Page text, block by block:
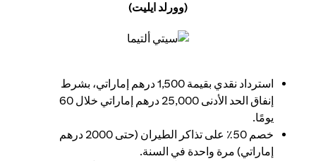
(وورلد ايليت)
استرداد نقدي بقيمة 1,500 درهم إماراتي، بشرط
إنفاق الحد الأدنى 25,000 درهم إماراتي خلال 60
يومًا.
خصم 50٪ على تذاكر الطيران (حتى 2000 درهم
إماراتي) مرة واحدة في السنة.